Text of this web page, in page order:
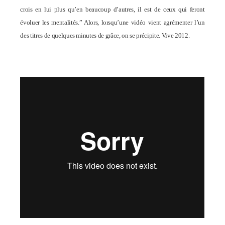
crois en lui plus qu’en beaucoup d’autres, il est de ceux qui feront
évoluer les mentalités.” Alors, lorsqu’une vidéo vient agrémenter l’un
des titres de quelques minutes de grâce, on se précipite. Vive 2012.